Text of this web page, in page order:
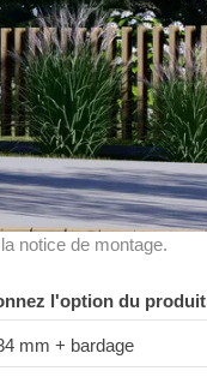
notice de montage.
l'option du produit
mm + bardage